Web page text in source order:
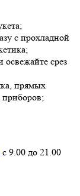
с прохладной
освежайте срез
прямых
с 9.00 до 21.00